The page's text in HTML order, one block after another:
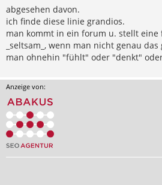
abgesehen davon.
ich finde diese linie grandios.
man kommt in ein forum u. stellt eine
_seltsam_, wenn man nicht genau
man ohnehin "fühlt" oder "denkt"
Anzeige von: